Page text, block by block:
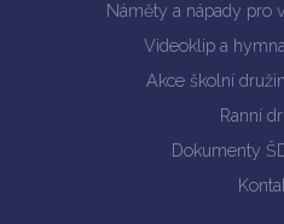
Náměty a nápady pro
Videoklip a
Akce školní
Ranní
Dokumenty